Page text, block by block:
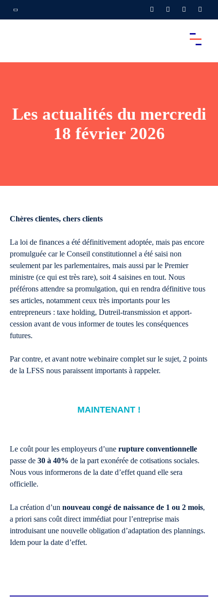
Les actualités du mercredi
18 février 2026
Chères clientes, chers clients
La loi de finances a été définitivement adoptée, mais pas encore
promulguée car le Conseil constitutionnel a été saisi non
seulement par les parlementaires, mais aussi par le Premier
ministre (ce qui est très rare), soit 4 saisines en tout. Nous
préférons attendre sa promulgation, qui en rendra définitive tous
ses articles, notamment ceux très importants pour les
entrepreneurs : taxe holding, Dutreil-transmission et apport-
cession avant de vous informer de toutes les conséquences
futures.
Par contre, et avant notre webinaire complet sur le sujet, 2 points
de la LFSS nous paraissent importants à rappeler.
MAINTENANT !
Le coût pour les employeurs d’une rupture conventionnelle
passe de 30 à 40% de la part exonérée de cotisations sociales.
Nous vous informerons de la date d’effet quand elle sera
officielle.
La création d’un nouveau congé de naissance de 1 ou 2 mois,
a priori sans coût direct immédiat pour l’entreprise mais
introduisant une nouvelle obligation d’adaptation des plannings.
Idem pour la date d’effet.